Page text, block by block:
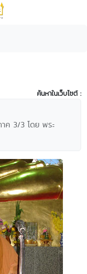
ค้นหาในเว็บไซต์ :
ค 3/3 โดย พระ